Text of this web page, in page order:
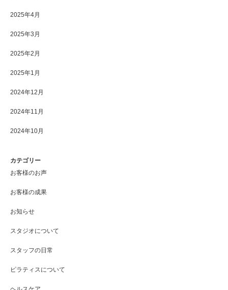
2025年4月
2025年3月
2025年2月
2025年1月
2024年12月
2024年11月
2024年10月
カテゴリー
お客様のお声
お客様の成果
お知らせ
スタジオについて
スタッフの日常
ピラティスについて